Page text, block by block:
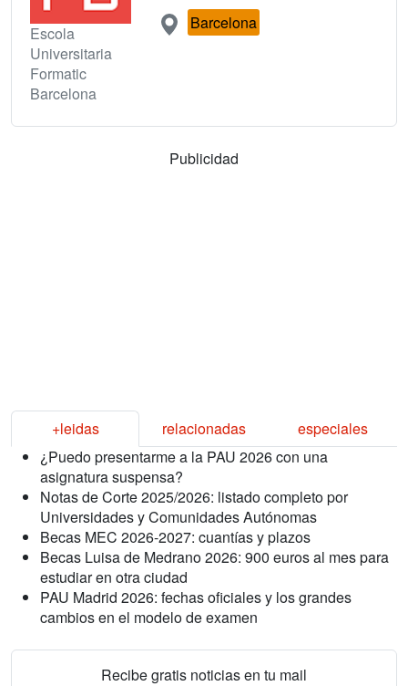
Escola
Universitaria
Formatic
Barcelona
Barcelona
Publicidad
+leidas relacionadas
especiales
¿Puedo presentarme a la PAU 2026 con una
asignatura suspensa?
Notas de Corte 2025/2026: listado completo por
Universidades y Comunidades Autónomas
Becas MEC 2026-2027: cuantías y plazos
Becas Luisa de Medrano 2026: 900 euros al mes para
estudiar en otra ciudad
PAU Madrid 2026: fechas oficiales y los grandes
cambios en el modelo de examen
Recibe gratis noticias en tu mail